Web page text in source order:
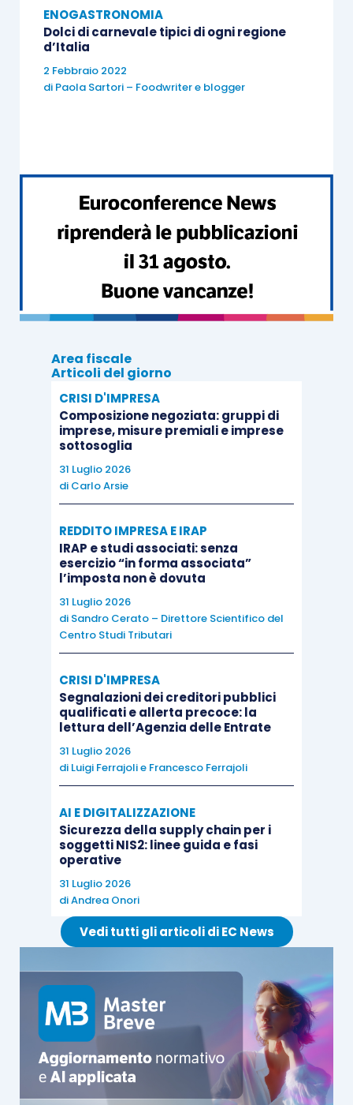
ENOGASTRONOMIA
Dolci di carnevale tipici di ogni regione
d’Italia
2 Febbraio 2022
di Paola Sartori – Foodwriter e blogger
Area fiscale
Articoli del giorno
CRISI D'IMPRESA
Composizione negoziata: gruppi di
imprese, misure premiali e imprese
sottosoglia
31 Luglio 2026
di Carlo Arsie
REDDITO IMPRESA E IRAP
IRAP e studi associati: senza
esercizio “in forma associata”
l’imposta non è dovuta
31 Luglio 2026
di Sandro Cerato – Direttore Scientifico del
Centro Studi Tributari
CRISI D'IMPRESA
Segnalazioni dei creditori pubblici
qualificati e allerta precoce: la
lettura dell’Agenzia delle Entrate
31 Luglio 2026
di Luigi Ferrajolie Francesco Ferrajoli
AI E DIGITALIZZAZIONE
Sicurezza della supply chain per i
soggetti NIS2: linee guida e fasi
operative
31 Luglio 2026
diAndrea Onori
Vedi tutti gli articoli di EC News